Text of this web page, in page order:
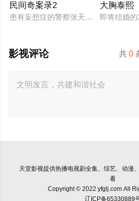
民间奇案录2
患有妄想症的警察张天盛遇上一起离
大胸泰熙
即将结婚
共0
影视评论
天堂影视提供热播电视剧全集、综艺、动漫
看
Copyright © 2022 yfglj.com All
辽ICP备65330889